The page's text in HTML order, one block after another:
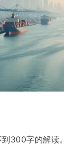
300字的解读